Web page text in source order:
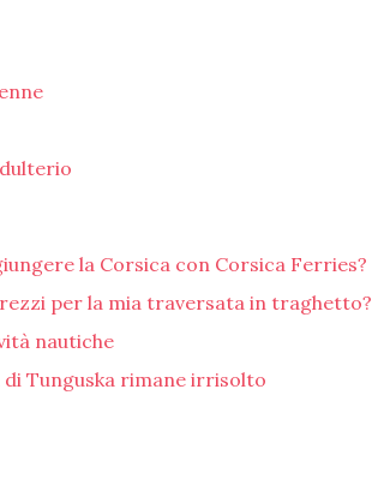
la Corsica con Corsica Ferries?
per la mia traversata in traghetto?
nautiche
di Tunguska rimane irrisolto